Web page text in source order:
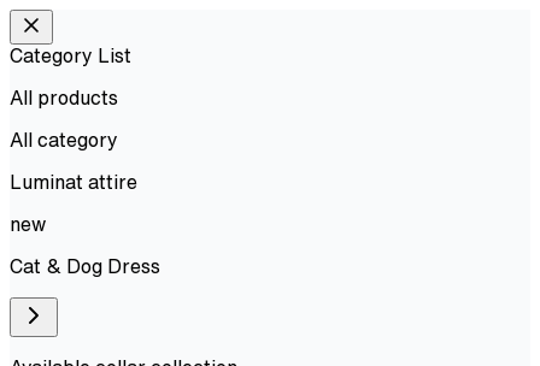
Category List
All products
All category
Luminat attire
new
Cat & Dog Dress